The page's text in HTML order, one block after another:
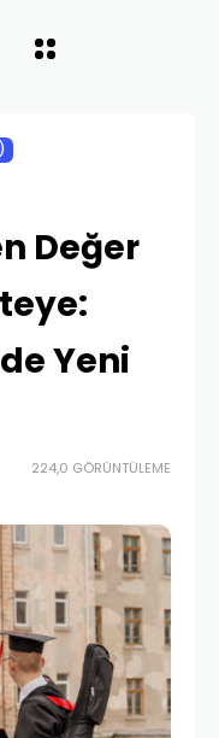
Değer
Yeni
224,0 GÖRÜNTÜLEME